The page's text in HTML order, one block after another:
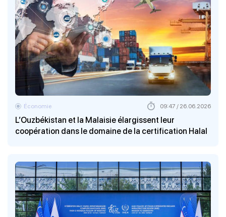
L’Ouzbékistan et la Malaisie élargissent leur
coopération dans le domaine de la certification Halal
Économie 09:47 / 26.06.2026